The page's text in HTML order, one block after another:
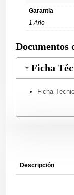
Garantia
1 Año
Documentos
Ficha
Ficha
Descripción